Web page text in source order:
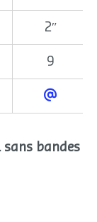
2″
9
sans bandes